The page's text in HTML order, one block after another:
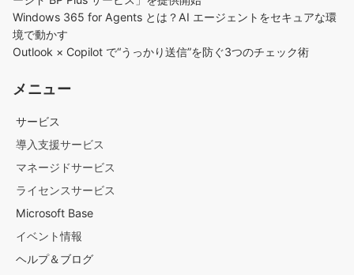
Windows 365 for Agents とは？AI エージェントをセキュアな環
境で動かす
Outlook × Copilot で“うっかり送信”を防ぐ3つのチェック術​
メニュー
サービス
導入支援サービス
マネージドサービス
ライセンスサービス
Microsoft Base
イベント情報
ヘルプ＆ブログ